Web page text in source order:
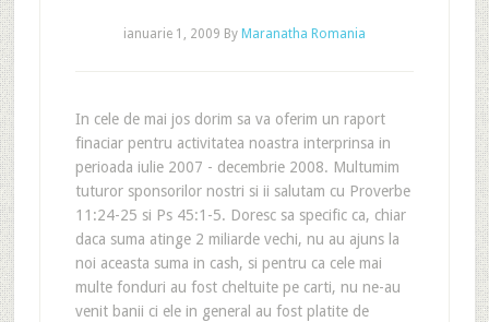
ianuarie 1, 2009 By Maranatha Romania
In cele de mai jos dorim sa va oferim un raport
finaciar pentru activitatea noastra interprinsa in
perioada iulie 2007 - decembrie 2008. Multumim
tuturor sponsorilor nostri si ii salutam cu Proverbe
11:24-25 si Ps 45:1-5. Doresc sa specific ca, chiar
daca suma atinge 2 miliarde vechi, nu au ajuns la
noi aceasta suma in cash, si pentru ca cele mai
multe fonduri au fost cheltuite pe carti, nu ne-au
venit banii ci ele in general au fost platite de